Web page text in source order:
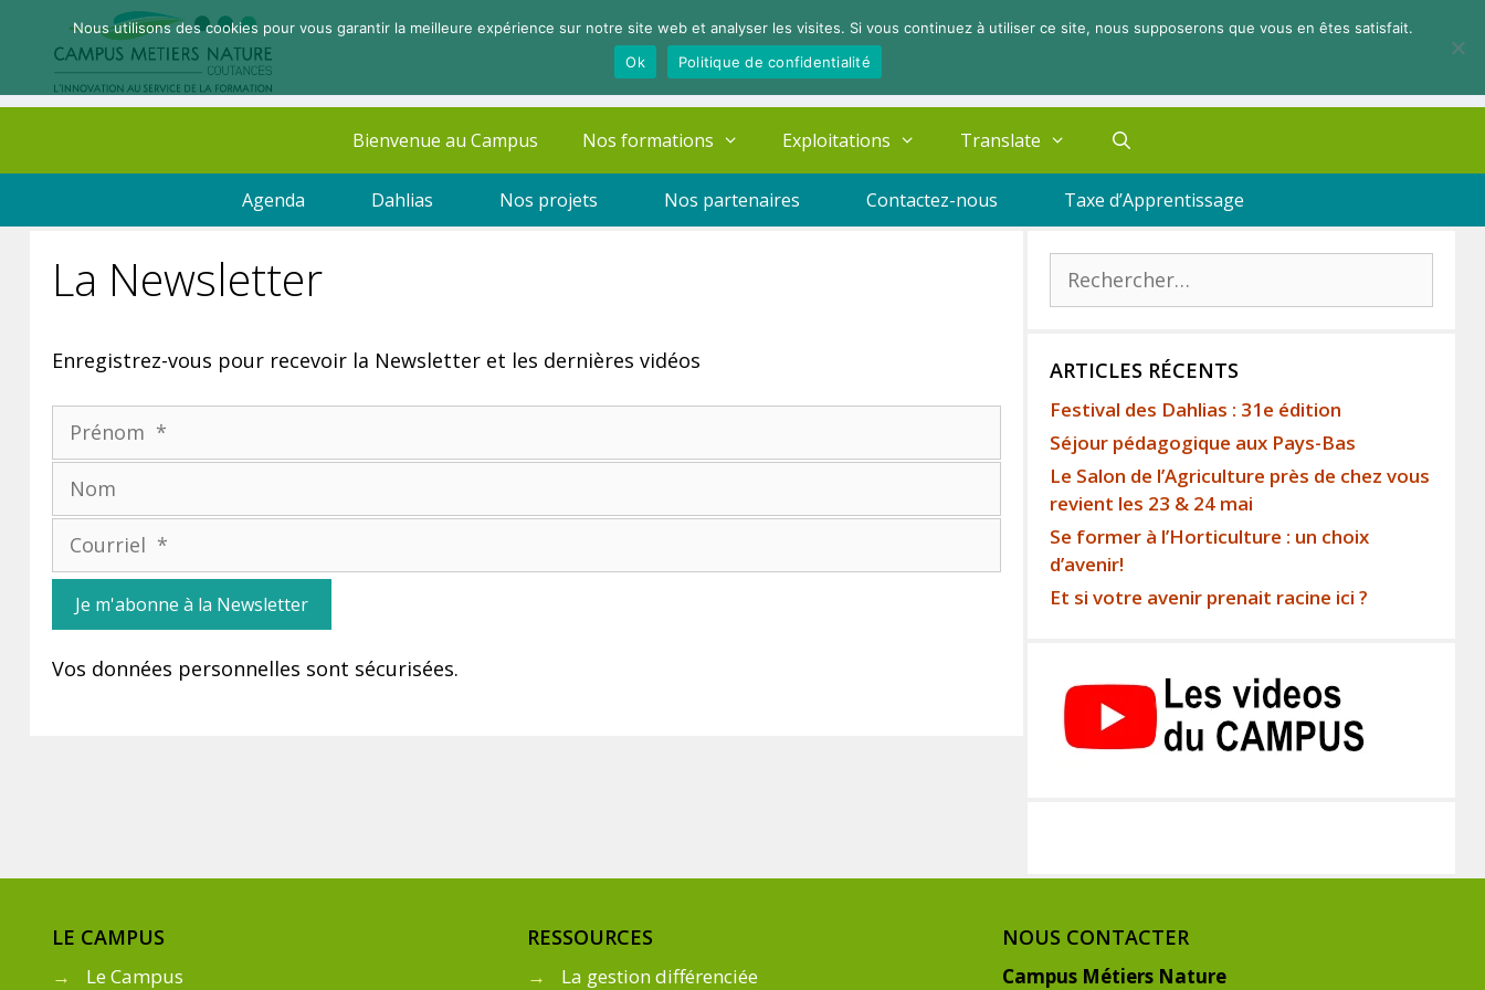
Bienvenue au Campus Nos formations Exploitations Translate
Agenda Dahlias Nos projets Nos partenaires Contactez-nous Taxe d’Apprentissage
La Newsletter
Enregistrez-vous pour recevoir la Newsletter et les dernières vidéos
Vos données personnelles sont sécurisées.
ARTICLES RÉCENTS
Festival des Dahlias : 31e édition
Séjour pédagogique aux Pays-Bas
Le Salon de l’Agriculture près de chez vous
revient les 23 & 24 mai
Se former à l’Horticulture : un choix
d’avenir!
Et si votre avenir prenait racine ici ?
LE CAMPUS
→ Le Campus
RESSOURCES
→ La gestion différenciée
NOUS CONTACTER
Campus Métiers Nature
Nous utilisons des cookies pour vous garantir la meilleure expérience sur notre site web et analyser les visites. Si vous continuez à utiliser ce site, nous supposerons que vous en êtes satisfait.
Ok
Politique de confidentialité